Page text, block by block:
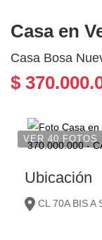
Casa en
Casa Bosa
$
VER 40 FOTOS
Ubicación
CL 70A BIS A